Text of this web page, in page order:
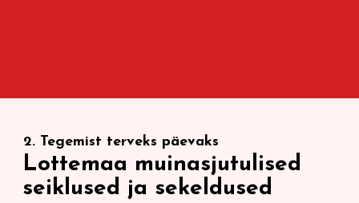
2. Tegemist terveks päevaks
Lottemaa muinasjutulised
seiklused ja sekeldused